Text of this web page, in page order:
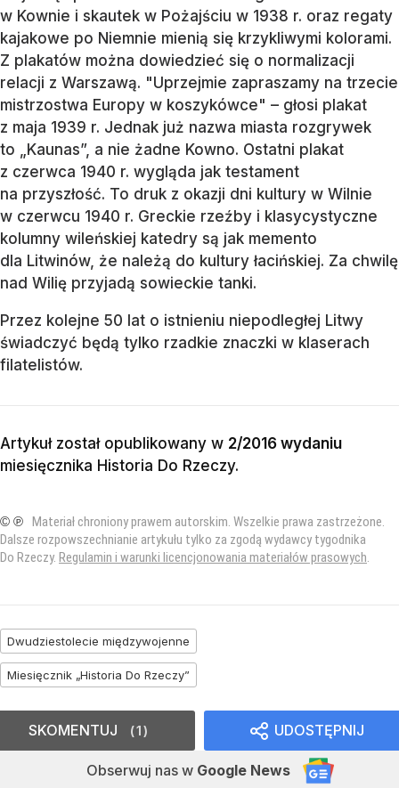
w Kownie i skautek w Pożajściu w 1938 r. oraz regaty
kajakowe po Niemnie mienią się krzykliwymi kolorami.
Z plakatów można dowiedzieć się o normalizacji
relacji z Warszawą. "Uprzejmie zapraszamy na trzecie
mistrzostwa Europy w koszykówce" – głosi plakat
z maja 1939 r. Jednak już nazwa miasta rozgrywek
to „Kaunas”, a nie żadne Kowno. Ostatni plakat
z czerwca 1940 r. wygląda jak testament
na przyszłość. To druk z okazji dni kultury w Wilnie
w czerwcu 1940 r. Greckie rzeźby i klasycystyczne
kolumny wileńskiej katedry są jak memento
dla Litwinów, że należą do kultury łacińskiej. Za chwilę
nad Wilię przyjadą sowieckie tanki.
Przez kolejne 50 lat o istnieniu niepodległej Litwy
świadczyć będą tylko rzadkie znaczki w klaserach
filatelistów.
Artykuł został opublikowany w 2/2016 wydaniu
miesięcznika Historia Do Rzeczy.
© ℗ Materiał chroniony prawem autorskim. Wszelkie prawa zastrzeżone.
Dalsze rozpowszechnianie artykułu tylko za zgodą wydawcy tygodnika
Do Rzeczy. Regulamin i warunki licencjonowania materiałów prasowych.
Dwudziestolecie międzywojenne
Miesięcznik „Historia Do Rzeczy”
UDOSTĘPNIJ
Obserwuj nas w Google News
SKOMENTUJ 1